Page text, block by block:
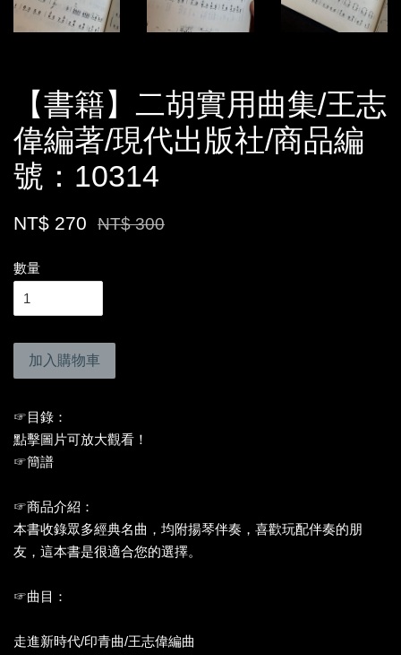
【書籍】二胡實用曲集/王志
偉編著/現代出版社/商品編
號：10314
NT$ 270 NT$ 300
數量
加入購物車
☞目錄：
點擊圖片可放大觀看！
☞簡譜
☞商品介紹：
本書收錄眾多經典名曲，均附揚琴伴奏，喜歡玩配伴奏的朋
友，這本書是很適合您的選擇。
☞曲目：
走進新時代/印青曲/王志偉編曲